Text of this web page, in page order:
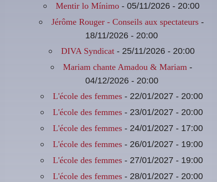
Mentir lo Mínimo - 05/11/2026 - 20:00
Jérôme Rouger - Conseils aux spectateurs -
18/11/2026 - 20:00
DIVA Syndicat- 25/11/2026 - 20:00
Mariam chante Amadou & Mariam -
04/12/2026 - 20:00
L'école des femmes- 22/01/2027 - 20:00
L'école des femmes- 23/01/2027 - 20:00
L'école des femmes- 24/01/2027 - 17:00
L'école des femmes- 26/01/2027 - 19:00
L'école des femmes- 27/01/2027 - 19:00
L'école des femmes- 28/01/2027 - 20:00